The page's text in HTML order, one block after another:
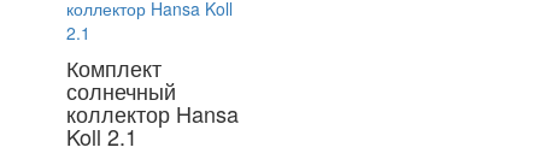
Комплект
солнечный
коллектор Hansa
Koll 2.1